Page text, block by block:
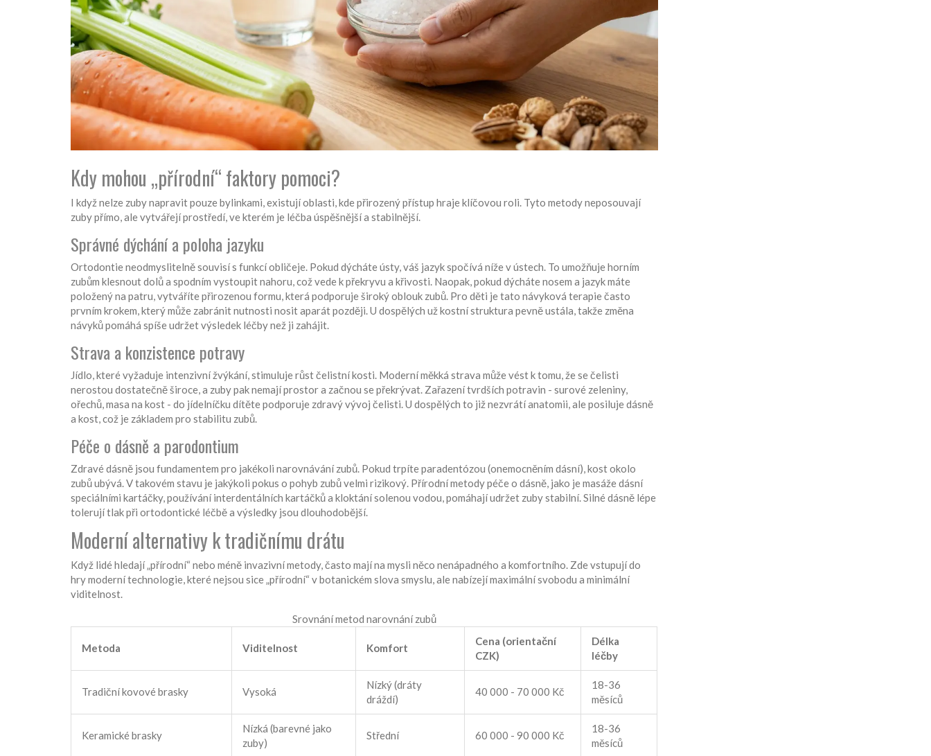
Kdy mohou „přírodní“ faktory pomoci?
I když nelze zuby napravit pouze bylinkami, existují oblasti, kde přirozený přístup hraje klíčovou roli. Tyto metody neposouvají
zuby přímo, ale vytvářejí prostředí, ve kterém je léčba úspěšnější a stabilnější.
Správné dýchání a poloha jazyku
Ortodontie neodmyslitelně souvisí s funkcí obličeje. Pokud dýcháte ústy, váš jazyk spočívá níže v ústech. To umožňuje horním
zubům klesnout dolů a spodním vystoupit nahoru, což vede k překryvu a křivosti. Naopak, pokud dýcháte nosem a jazyk máte
položený na patru, vytváříte přirozenou formu, která podporuje široký oblouk zubů. Pro děti je tato návyková terapie často
prvním krokem, který může zabránit nutnosti nosit aparát později. U dospělých už kostní struktura pevně ustála, takže změna
návyků pomáhá spíše udržet výsledek léčby než ji zahájit.
Strava a konzistence potravy
Jídlo, které vyžaduje intenzivní žvýkání, stimuluje růst čelistní kosti. Moderní měkká strava může vést k tomu, že se čelisti
nerostou dostatečně široce, a zuby pak nemají prostor a začnou se překrývat. Zařazení tvrdších potravin - surové zeleniny,
ořechů, masa na kost - do jídelníčku dítěte podporuje zdravý vývoj čelisti. U dospělých to již nezvrátí anatomii, ale posiluje dásně
a kost, což je základem pro stabilitu zubů.
Péče o dásně a parodontium
Zdravé dásně jsou fundamentem pro jakékoli narovnávání zubů. Pokud trpíte paradentózou (onemocněním dásní), kost okolo
zubů ubývá. V takovém stavu je jakýkoli pokus o pohyb zubů velmi rizikový. Přírodní metody péče o dásně, jako je masáže dásní
speciálními kartáčky, používání interdentálních kartáčků a kloktání solenou vodou, pomáhají udržet zuby stabilní. Silné dásně lépe
tolerují tlak při ortodontické léčbě a výsledky jsou dlouhodobější.
Moderní alternativy k tradičnímu drátu
Když lidé hledají „přírodní“ nebo méně invazivní metody, často mají na mysli něco nenápadného a komfortního. Zde vstupují do
hry moderní technologie, které nejsou sice „přírodní“ v botanickém slova smyslu, ale nabízejí maximální svobodu a minimální
viditelnost.
Srovnání metod narovnání zubů
Metoda Viditelnost Komfort
Cena (orientační
CZK)
Délka
léčby
Tradiční kovové brasky Vysoká
Nízký (dráty
dráždí)
40 000 - 70 000 Kč
18-36
měsíců
Keramické brasky
Nízká (barevné jako
zuby)
Střední 60 000 - 90 000 Kč
18-36
měsíců